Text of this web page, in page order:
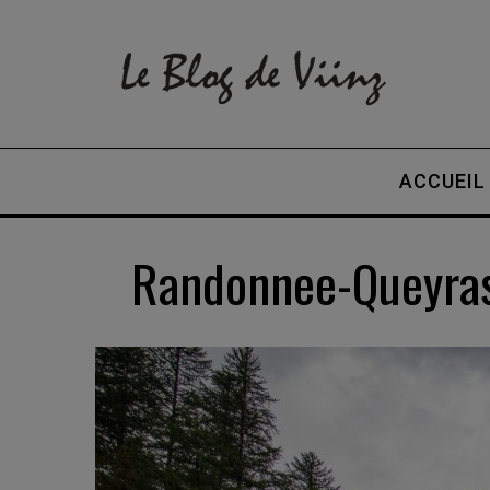
ACCUEIL
Randonnee-